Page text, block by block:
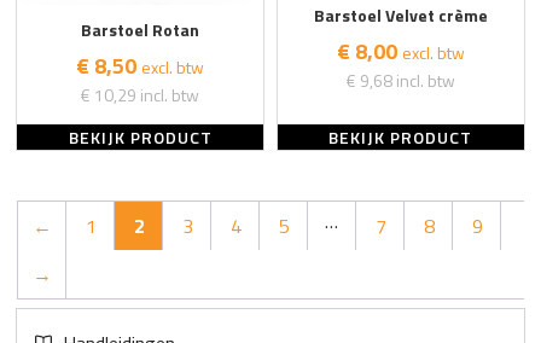
Barstoel Rotan
€ 8,50 excl. btw
€ 10,29 incl. btw
BEKIJK PRODUCT
Barstoel Velvet crème
€ 8,00 excl. btw
€ 9,68incl. btw
BEKIJK PRODUCT
← 1 2 3 4 5 … 7 8
9
→